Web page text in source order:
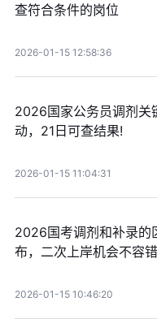
查符合条件的岗位
2026-01-15 12:58:36
2026国家公务员调剂关
动，21日可查结果!
2026-01-15 11:04:31
2026国考调剂和补录的
布，二次上岸机会不容
2026-01-15 10:46:20